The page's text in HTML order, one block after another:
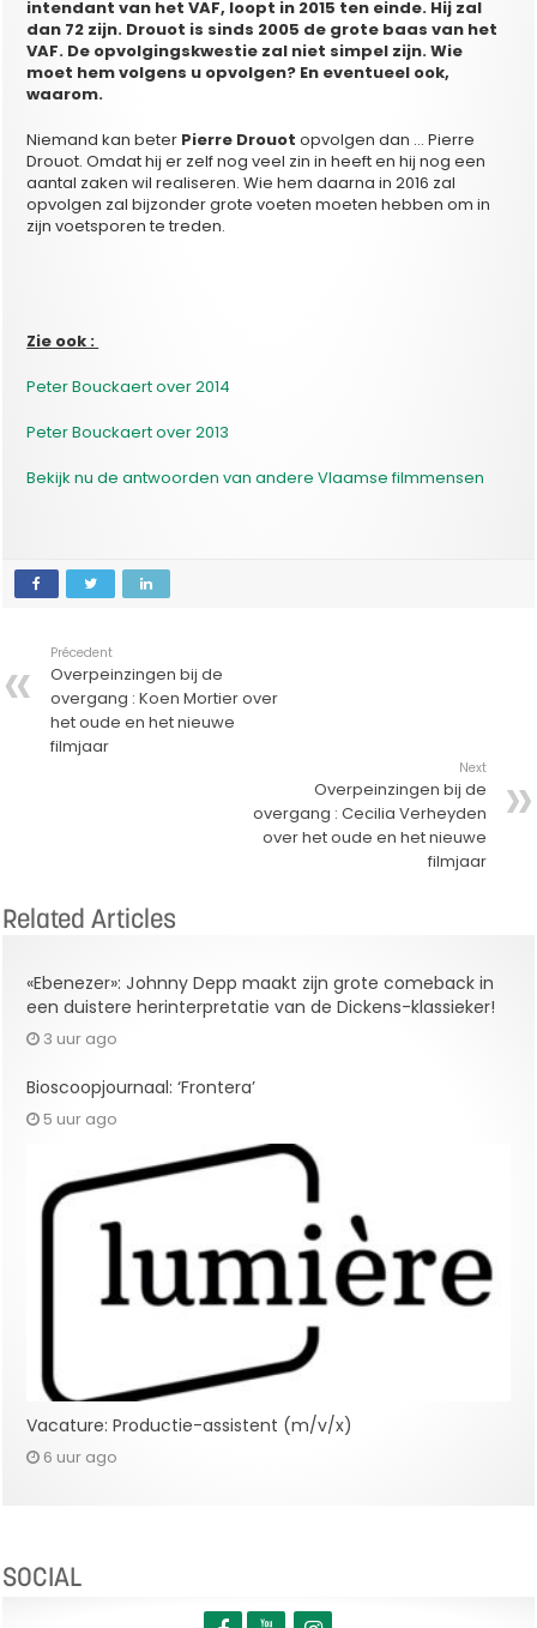
intendant van het VAF, loopt in 2015 ten einde. Hij zal
dan 72 zijn. Drouot is sinds 2005 de grote baas van het
VAF. De opvolgingskwestie zal niet simpel zijn. Wie
moet hem volgens u opvolgen? En eventueel ook,
waarom.
Niemand kan beter Pierre Drouot opvolgen dan … Pierre
Drouot. Omdat hij er zelf nog veel zin in heeft en hij nog een
aantal zaken wil realiseren. Wie hem daarna in 2016 zal
opvolgen zal bijzonder grote voeten moeten hebben om in
zijn voetsporen te treden.
Zie ook :
Peter Bouckaert over 2014
Peter Bouckaert over 2013
Bekijk nu de antwoorden van andere Vlaamse filmmensen
Précedent
Overpeinzingen bij de
overgang : Koen Mortier over
het oude en het nieuwe
filmjaar
Next
Overpeinzingen bij de
overgang : Cecilia Verheyden
over het oude en het nieuwe
filmjaar
Related Articles
«Ebenezer»: Johnny Depp maakt zijn grote comeback in
een duistere herinterpretatie van de Dickens-klassieker!
3 uur ago
Bioscoopjournaal: ‘Frontera’
5 uur ago
Vacature: Productie-assistent (m/v/x)
6 uur ago
SOCIAL